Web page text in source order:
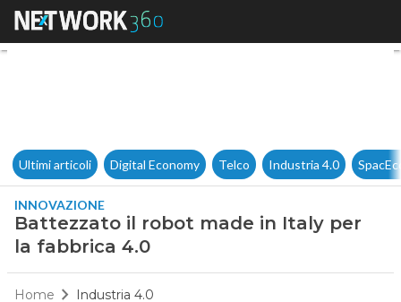
Battezzato il robot made in
Ultimi articoli Digital Economy Telco Industria 4.0
INNOVAZIONE
Battezzato il robot made in Italy per
la fabbrica 4.0
Home Industria 4.0